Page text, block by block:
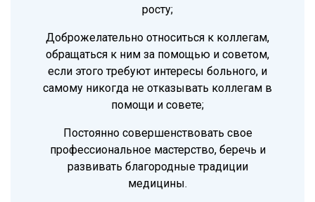
росту;
Доброжелательно относиться к коллегам,
обращаться к ним за помощью и советом,
если этого требуют интересы больного, и
самому никогда не отказывать коллегам в
помощи и совете;
Постоянно совершенствовать свое
профессиональное мастерство, беречь и
развивать благородные традиции
медицины.